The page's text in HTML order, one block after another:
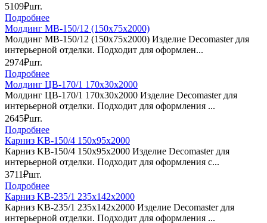
5109₽шт.
Подробнее
Молдинг МВ-150/12 (150х75х2000)
Молдинг МВ-150/12 (150х75х2000) Изделие Decomaster для
интерьерной отделки. Подходит для оформлен...
2974₽шт.
Подробнее
Молдинг ЦB-170/1 170х30х2000
Молдинг ЦB-170/1 170х30х2000 Изделие Decomaster для
интерьерной отделки. Подходит для оформления ...
2645₽шт.
Подробнее
Карниз KB-150/4 150х95х2000
Карниз KB-150/4 150х95х2000 Изделие Decomaster для
интерьерной отделки. Подходит для оформления с...
3711₽шт.
Подробнее
Карниз KB-235/1 235х142х2000
Карниз KB-235/1 235х142х2000 Изделие Decomaster для
интерьерной отделки. Подходит для оформления ...